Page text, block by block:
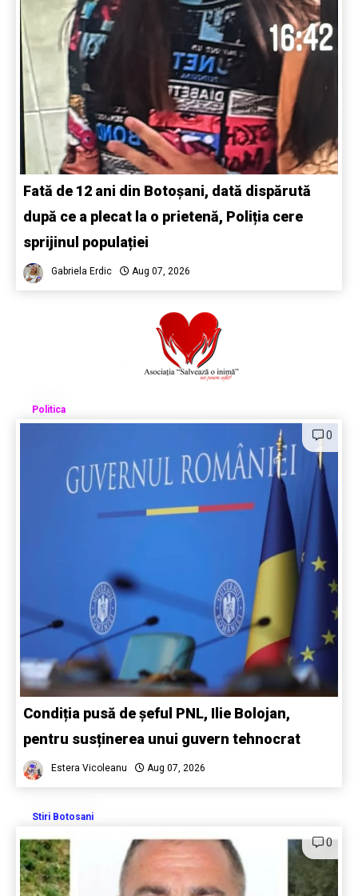
Fată de 12 ani din Botoșani, dată dispărută
după ce a plecat la o prietenă, Poliția cere
sprijinul populației
Gabriela Erdic Aug 07, 2026
Politica
0
Condiția pusă de șeful PNL, Ilie Bolojan,
pentru susținerea unui guvern tehnocrat
Estera Vicoleanu Aug 07, 2026
Stiri Botosani
0